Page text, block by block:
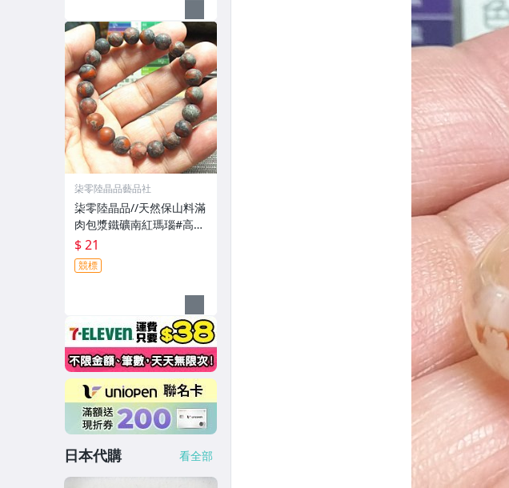
柒零陸晶品藝品社
柒零陸晶品//天然保山料滿
肉包漿鐵礦南紅瑪瑙#高能
量頂級寶石#約:9mm+手
串.手珠(7617)一元起標無
底價
$ 21
競標
日本代購 看全部